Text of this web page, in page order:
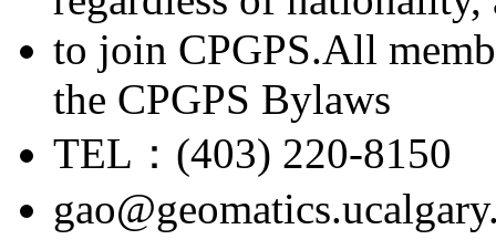
to join CPGPS.All
the CPGPS Bylaws
TEL：(403) 220-8150